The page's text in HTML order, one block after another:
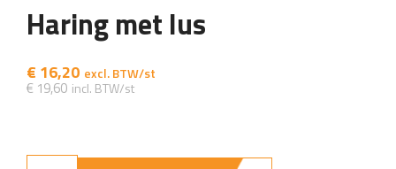
Haring met lus
€ 16,20
€ 19,60